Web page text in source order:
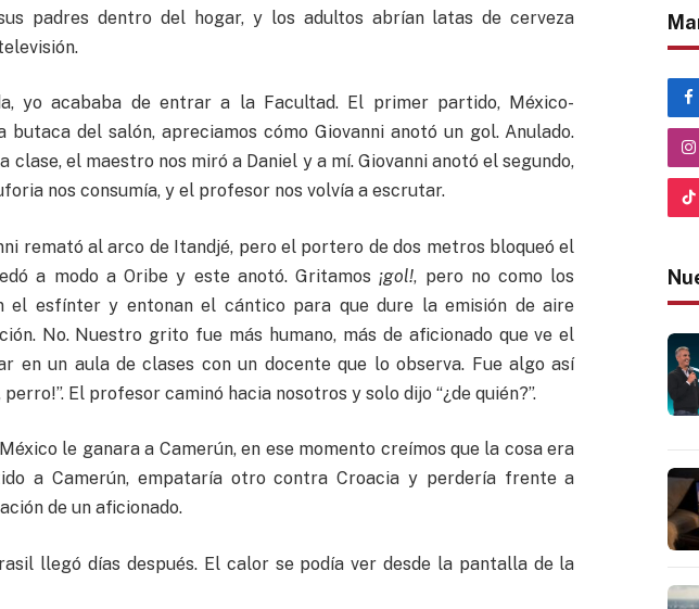
padres dentro del hogar, y los adultos abrían latas de cerveza
yo acababa de entrar a la Facultad. El primer partido, México-
butaca del salón, apreciamos cómo Giovanni anotó un gol. Anulado.
clase, el maestro nos miró a Daniel y a mí. Giovanni anotó el segundo,
nos consumía, y el profesor nos volvía a escrutar.
remató al arco de Itandjé, pero el portero de dos metros bloqueó el
a modo a Oribe y este anotó. Gritamos¡gol!, pero no como los
el esfínter y entonan el cántico para que dure la emisión de aire
No. Nuestro grito fue más humano, más de aficionado que ve el
en un aula de clases con un docente que lo observa. Fue algo así
perro!”. El profesor caminó hacia nosotros y solo dijo “¿de quién?”.
le ganara a Camerún, en ese momento creímos que la cosa era
a Camerún, empataría otro contra Croacia y perdería frente a
de un aficionado.
llegó días después. El calor se podía ver desde la pantalla de la